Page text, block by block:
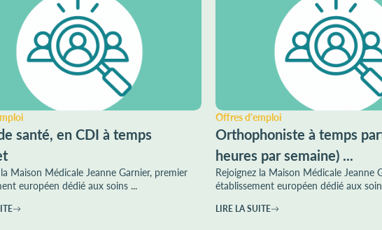
santé, en CDI à temps
Maison Médicale Jeanne Garnier, premier
européen dédié aux soins ...
Offres d'emploi
Orthophoniste à temps
heures par semaine) ...
Rejoignez la Maison Médicale Jeanne
établissement européen dédié aux
LIRE LA SUITE